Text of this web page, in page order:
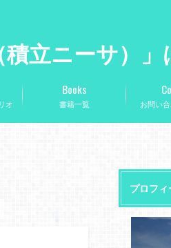
立ニーサ）」
オ 書籍一覧
Books
お問い
プロフィ